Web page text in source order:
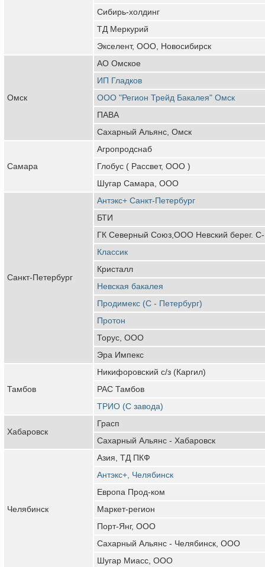
Сибирь-холдинг
ТД Меркурий
Экселент, ООО, Новосибирск
Омск
АО Омское
ИП Гладков
ООО "Регион Трейд Бакалея" Омск
ПАВА
Сахарный Альянс, Омск
Самара
Агропродснаб
Глобус ( Рассвет, ООО )
Шугар Самара, ООО
Санкт-Петербург
Антэкс+ Санкт-Петербург
БТИ
ГК Северный Союз,ООО Невский берег. С-
Классик
Кристалл
Невская бакалея
Продимекс (С - Петербург)
Протон
Торус, ООО
Эра Импекс
Тамбов
Никифоровский с/з (Каргил)
РАС Тамбов
ТРИО (С завода)
Хабаровск
Грасп
Сахарный Альянс - Хабаровск
Челябинск
Азия, ТД ПКФ
Антэкс+, Челябинск
Европа Прод-ком
Маркет-регион
Порт-Янг, ООО
Сахарный Альянс - Челябинск, ООО
Шугар Миасс, ООО